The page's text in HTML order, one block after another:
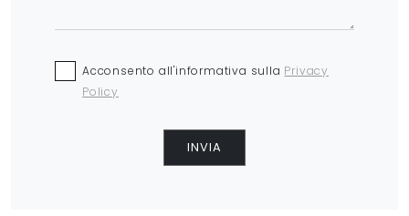
Acconsento all'informativa sulla Privacy
Policy
INVIA